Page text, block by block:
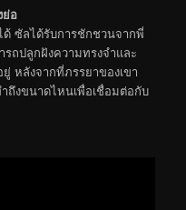
ย่อ
ซัลได้รับการชักชวนจากพี่
ถปลูกฝังความทรงจำและ
หลังจากที่ภรรยาของเขา
ถึงขนาดไหนเพื่อเชื่อมต่อกับ